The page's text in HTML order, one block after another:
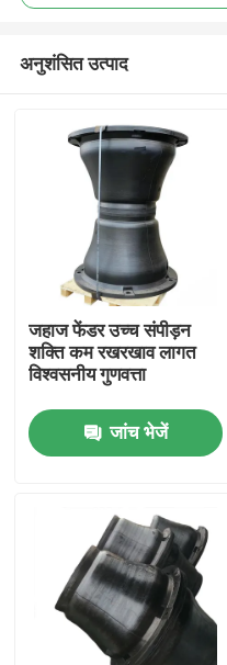
उत्पाद
अनुशंसित उत्पाद
जहाज फेंडर उच्च संपीड़न
शक्ति कम रखरखाव लागत
विश्वसनीय गुणवत्ता
जांच भेजें